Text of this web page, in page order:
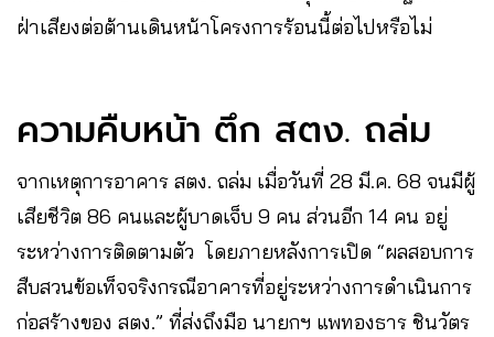
ฝ่าเสียงต่อต้านเดินหน้าโครงการร้อนนี้ต่อไปหรือไม่
ความคืบหน้า ตึก สตง. ถล่ม
จากเหตุการอาคาร สตง. ถล่ม เมื่อวันที่ 28 มี.ค. 68 ​จนมีผู้
เสียชีวิต 86 คนและผู้บาดเจ็บ 9 คน ส่วนอีก 14 คน อยู่
ระหว่างการติดตามตัว โดยภายหลังการเปิด “ผลสอบการ
สืบสวนข้อเท็จจริงกรณีอาคารที่อยู่ระหว่างการดำเนินการ
ก่อสร้างของ สตง.” ที่ส่งถึงมือ นายกฯ​ แพทองธาร ชินวัตร